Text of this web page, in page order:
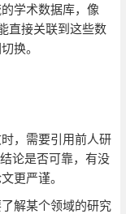
学术数据库，像
直接关联到这些数
换。
，需要引用前人研
论是否可靠，有没
更严谨。
解某个领域的研究